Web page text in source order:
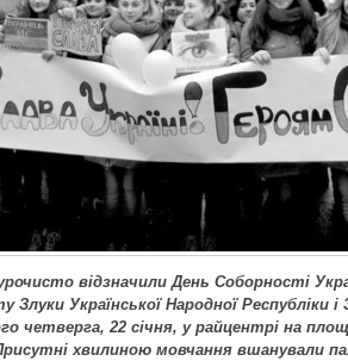
відзначили День Соборності
Української Народної Республіки і
четверга, 22 січня, у райцентрі на
хвилиною мовчання вшанували